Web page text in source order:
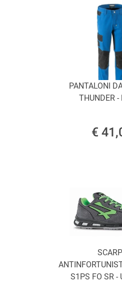
PANTALONI
THUNDER -
€
S1PS FO SR -